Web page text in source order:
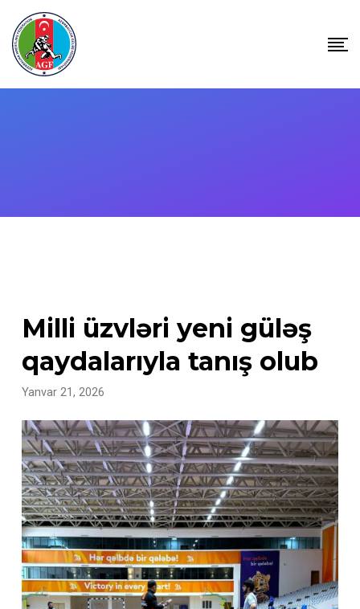
content
Milli üzvləri yeni güləş
qaydalarıyla tanış olub
Yanvar 21, 2026